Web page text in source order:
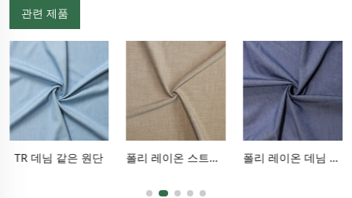
관련 제품
TR 데님 같은 원단 폴리 레이온 스트레치 팬츠 원단 폴리 레이온 데님 같은 원단